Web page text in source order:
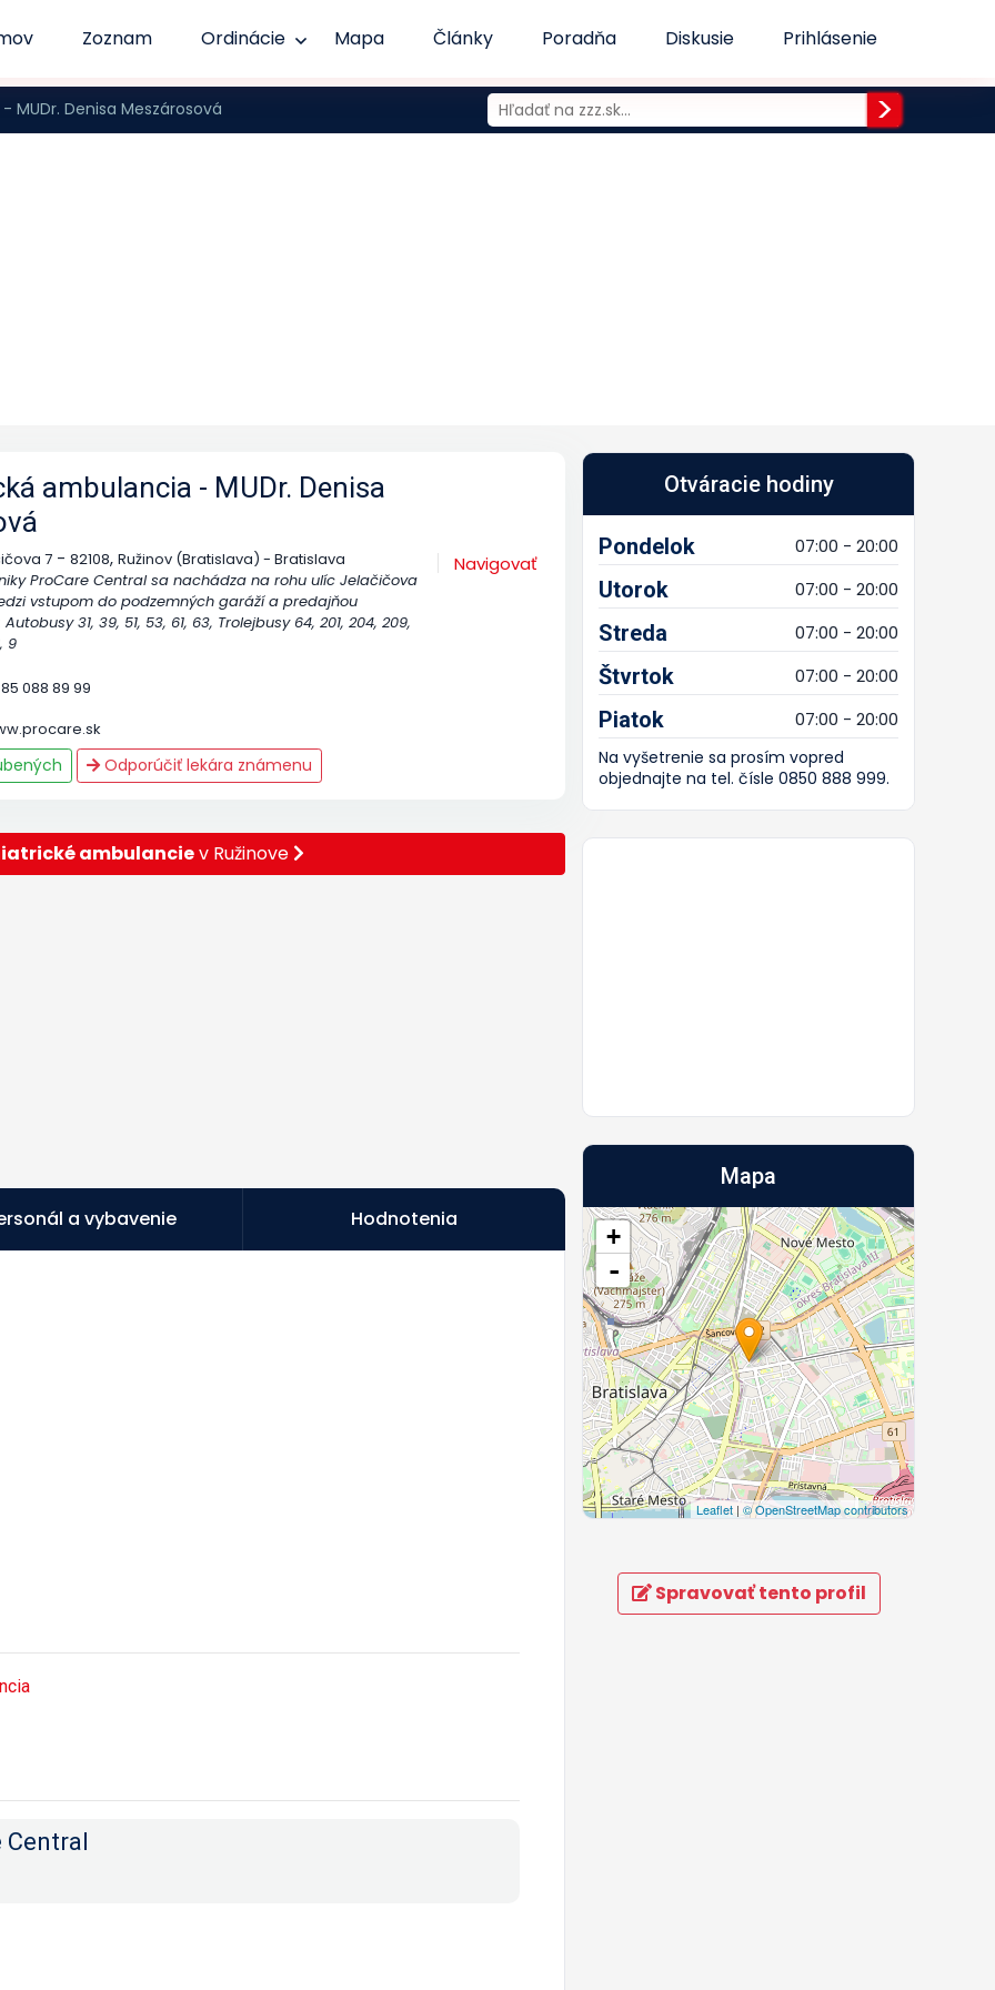
Zoznam Ordinácie Mapa Články Poradňa Diskusie Prihlásenie
Denisa Meszárosová
ambulancia - MUDr. Denisa
7 - 82108, Ružinov (Bratislava) - Bratislava
ProCare Central sa nachádza na rohu ulíc Jelačičova
vstupom do podzemných garáží a predajňou
31, 39, 51, 53, 61, 63, Trolejbusy 64, 201, 204, 209,
9
088 89 99
Odporúčiť lekára známenu
Navigovať
ambulanciev Ružinove
a vybavenie Hodnotenia
Central
Otváracie hodiny
Pondelok 07:00 - 20:00
Utorok 07:00 - 20:00
Streda 07:00 - 20:00
Štvrtok 07:00 - 20:00
Piatok 07:00 - 20:00
Na vyšetrenie sa prosím vopred
objednajte na tel. čísle 0850 888 999.
Mapa
+
-
Leaflet | © OpenStreetMap contributors
Spravovať tento profil